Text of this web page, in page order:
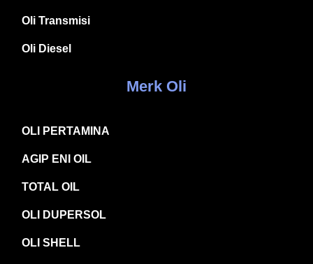
Oli Transmisi
Oli Diesel
Merk Oli
OLI PERTAMINA
AGIP ENI OIL
TOTAL OIL
OLI DUPERSOL
OLI SHELL